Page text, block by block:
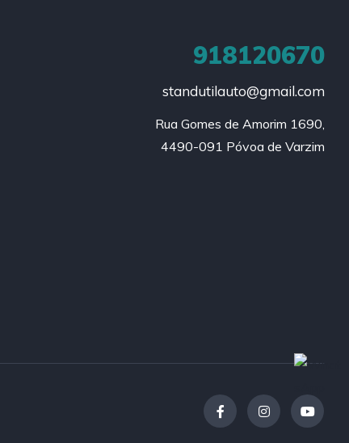
918120670
standutilauto@gmail.com
Rua Gomes de Amorim 1690,
4490-091 Póvoa de Varzim